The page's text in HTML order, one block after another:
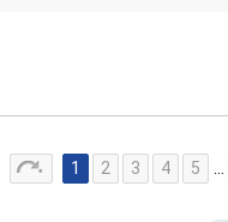
1 2 3 4 5